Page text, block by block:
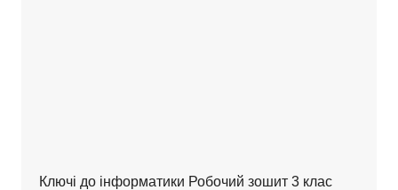
Ключі до інформатики Робочий зошит 3 клас